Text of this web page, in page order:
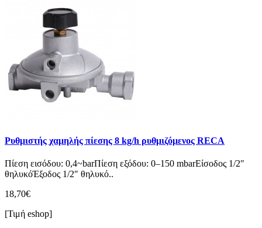
Ρυθμιστής χαμηλής πίεσης 8 kg/h ρυθμιζόμενος RECA
Πίεση εισόδου: 0,4~barΠίεση εξόδου: 0–150 mbarΕίσοδος 1/2″
θηλυκόΈξοδος 1/2″ θηλυκό..
18,70€
[Τιμή eshop]